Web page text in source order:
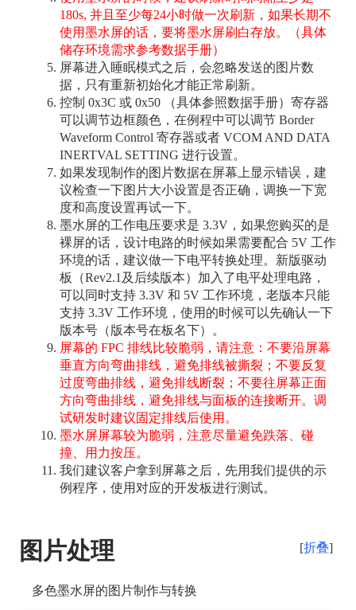
180s, 并且至少每24小时做一次刷新，如果长期不
使用墨水屏的话，要将墨水屏刷白存放。（具体
储存环境需求参考数据手册）
屏幕进入睡眠模式之后，会忽略发送的图片数
据，只有重新初始化才能正常刷新。
控制 0x3C 或 0x50 （具体参照数据手册）寄存器
可以调节边框颜色，在例程中可以调节 Border
Waveform Control 寄存器或者 VCOM AND DATA
INERTVAL SETTING 进行设置。
如果发现制作的图片数据在屏幕上显示错误，建
议检查一下图片大小设置是否正确，调换一下宽
度和高度设置再试一下。
墨水屏的工作电压要求是 3.3V，如果您购买的是
裸屏的话，设计电路的时候如果需要配合 5V 工作
环境的话，建议做一下电平转换处理。新版驱动
板（Rev2.1及后续版本）加入了电平处理电路，
可以同时支持 3.3V 和 5V 工作环境，老版本只能
支持 3.3V 工作环境，使用的时候可以先确认一下
版本号（版本号在板名下）。
屏幕的 FPC 排线比较脆弱，请注意：不要沿屏幕
垂直方向弯曲排线，避免排线被撕裂；不要反复
过度弯曲排线，避免排线断裂；不要往屏幕正面
方向弯曲排线，避免排线与面板的连接断开。调
试研发时建议固定排线后使用。
墨水屏屏幕较为脆弱，注意尽量避免跌落、碰
撞、用力按压。
我们建议客户拿到屏幕之后，先用我们提供的示
例程序，使用对应的开发板进行测试。
折叠
图片处理
多色墨水屏的图片制作与转换